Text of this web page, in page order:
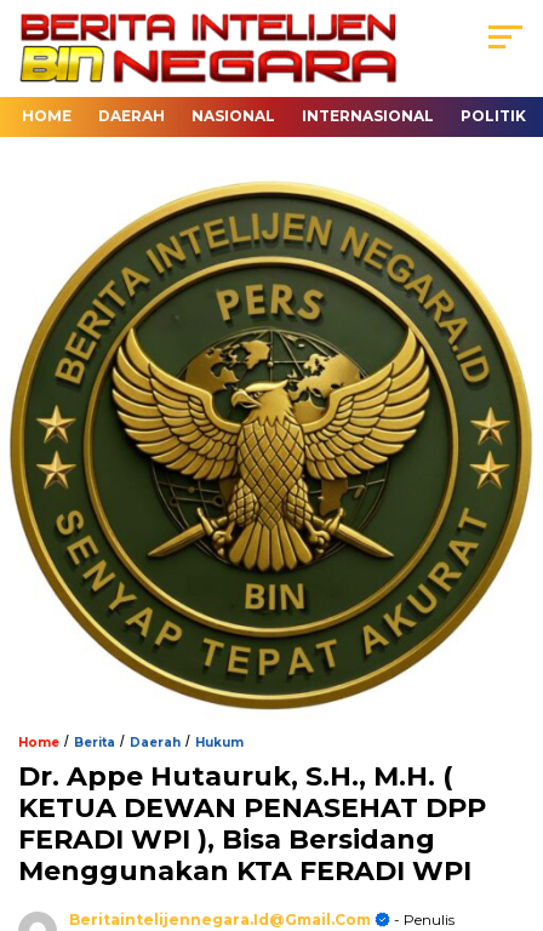
HOME DAERAH NASIONAL INTERNASIONAL POLITIK
Home / Berita / Daerah / Hukum
Dr. Appe Hutauruk, S.H., M.H. (
KETUA DEWAN PENASEHAT DPP
FERADI WPI ), Bisa Bersidang
Menggunakan KTA FERADI WPI
Beritaintelijennegara.id@gmail.com
- Penulis